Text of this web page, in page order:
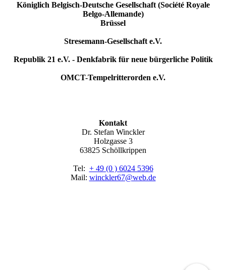
Königlich Belgisch-Deutsche Gesellschaft (Société Royale
Belgo-Allemande)
Brüssel
Stresemann-Gesellschaft e.V.
Republik 21 e.V. - Denkfabrik für neue bürgerliche Politik
OMCT-Tempelritterorden e.V.
Kontakt
Dr. Stefan Winckler
Holzgasse 3
63825 Schöllkrippen
Tel: + 49 (0 ) 6024 5396
Mail: winckler67@web.de